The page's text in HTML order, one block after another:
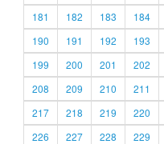
181
182 183 184
190
191 192 193
199
200 201 202
208
209 210 211
217
218 219 220
226
227 228 229